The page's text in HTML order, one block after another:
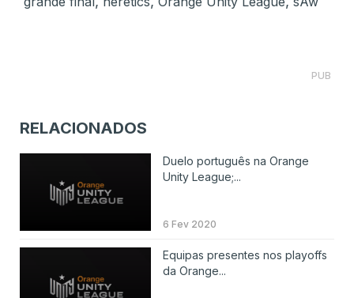
PUB
RELACIONADOS
Duelo português na Orange
Unity League;...
6 Fev 2020
Equipas presentes nos playoffs
da Orange...